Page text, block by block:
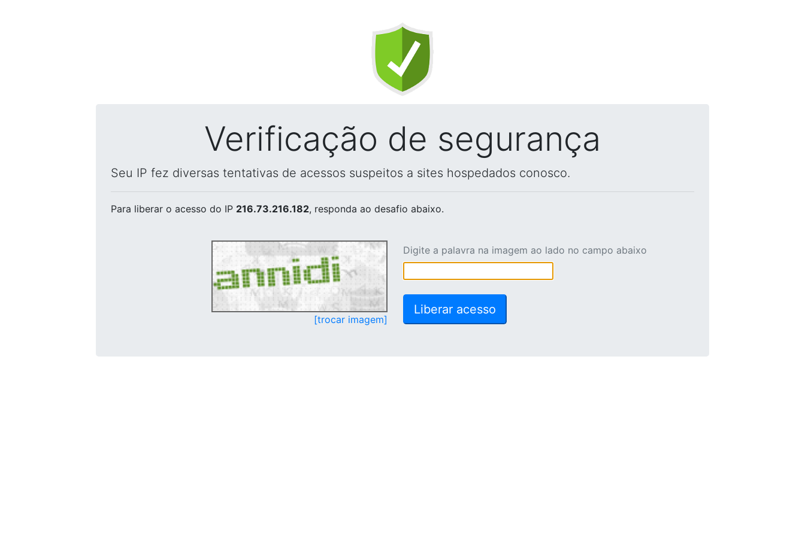
Verificação de segurança
Seu IP fez diversas tentativas de acessos suspeitos a sites hospedados conosco.
Para liberar o acesso do IP 216.73.216.182, responda ao desafio abaixo.
[trocar imagem]
Digite a palavra na imagem ao lado no campo abaixo